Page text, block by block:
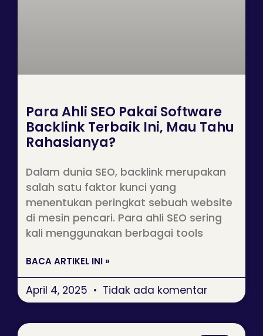
Para Ahli SEO Pakai Software
Backlink Terbaik Ini, Mau Tahu
Rahasianya?
Dalam dunia SEO, backlink merupakan
salah satu faktor kunci yang
menentukan peringkat sebuah website
di mesin pencari. Para ahli SEO sering
kali menggunakan berbagai tools
BACA ARTIKEL INI »
April 4, 2025 Tidak ada komentar